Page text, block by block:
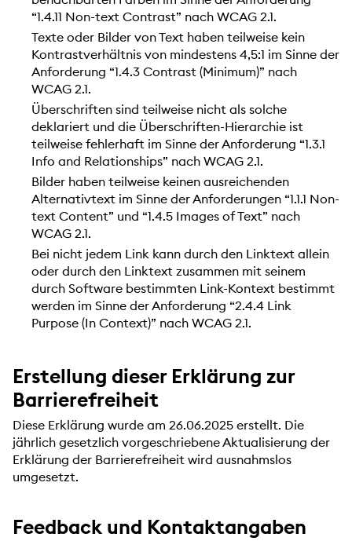
“1.4.11 Non-text Contrast” nach WCAG 2.1.
Texte oder Bilder von Text haben teilweise kein
Kontrastverhältnis von mindestens 4,5:1 im Sinne der
Anforderung “1.4.3 Contrast (Minimum)” nach
WCAG 2.1.
Überschriften sind teilweise nicht als solche
deklariert und die Überschriften-Hierarchie ist
teilweise fehlerhaft im Sinne der Anforderung “1.3.1
Info and Relationships” nach WCAG 2.1.
Bilder haben teilweise keinen ausreichenden
Alternativtext im Sinne der Anforderungen “1.1.1 Non-
text Content” und “1.4.5 Images of Text” nach
WCAG 2.1.
Bei nicht jedem Link kann durch den Linktext allein
oder durch den Linktext zusammen mit seinem
durch Software bestimmten Link-Kontext bestimmt
werden im Sinne der Anforderung “2.4.4 Link
Purpose (In Context)” nach WCAG 2.1.
Erstellung dieser Erklärung zur
Barrierefreiheit
Diese Erklärung wurde am 26.06.2025 erstellt. Die
jährlich gesetzlich vorgeschriebene Aktualisierung der
Erklärung der Barrierefreiheit wird ausnahmslos
umgesetzt.
Feedback und Kontaktangaben